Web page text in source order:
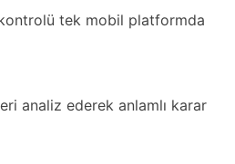
tek mobil platformda
analiz ederek anlamlı karar